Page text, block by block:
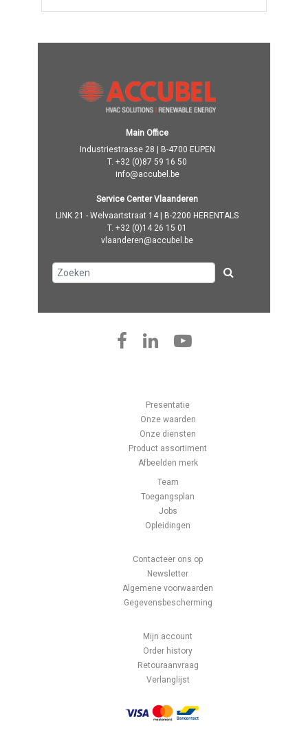
Main Office
Industriestrasse 28 | B-4700 EUPEN
T. +32 (0)87 59 16 50
info@accubel.be
Service Center Vlaanderen
LINK 21 - Welvaartstraat 14 | B-2200 HERENTALS
T. +32 (0)14 26 15 01
vlaanderen@accubel.be
Presentatie
Onze waarden
Onze diensten
Product assortiment
Afbeelden merk
Team
Toegangsplan
Jobs
Opleidingen
Contacteer ons op
Newsletter
Algemene voorwaarden
Gegevensbescherming
Mijn account
Order history
Retouraanvraag
Verlanglijst